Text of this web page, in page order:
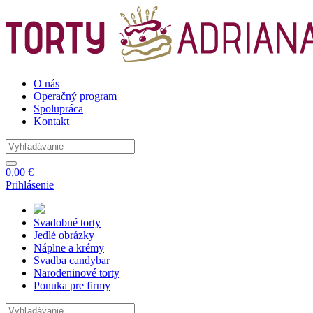
O nás
Operačný program
Spolupráca
Kontakt
0,00 €
Prihlásenie
Svadobné torty
Jedlé obrázky
Náplne a krémy
Svadba candybar
Narodeninové torty
Ponuka pre firmy